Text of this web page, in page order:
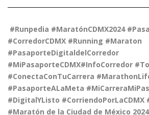
#Runpedia #MaratónCDMX2024
#CorredorCDMX #Running #Maraton
#PasaporteDigitaldelCorredor
#MiPasaporteCDMX#InfoCorredor
#ConectaConTuCarrera
#PasaporteALaMeta
#DigitalYListo #CorriendoPorLaCDMX
#Maratón de la Ciudad de México 2024